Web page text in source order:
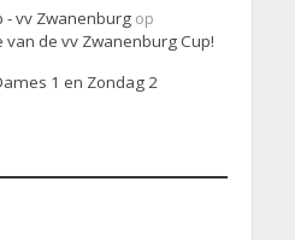
- vv Zwanenburgop
de vv Zwanenburg Cup!
1 en Zondag 2